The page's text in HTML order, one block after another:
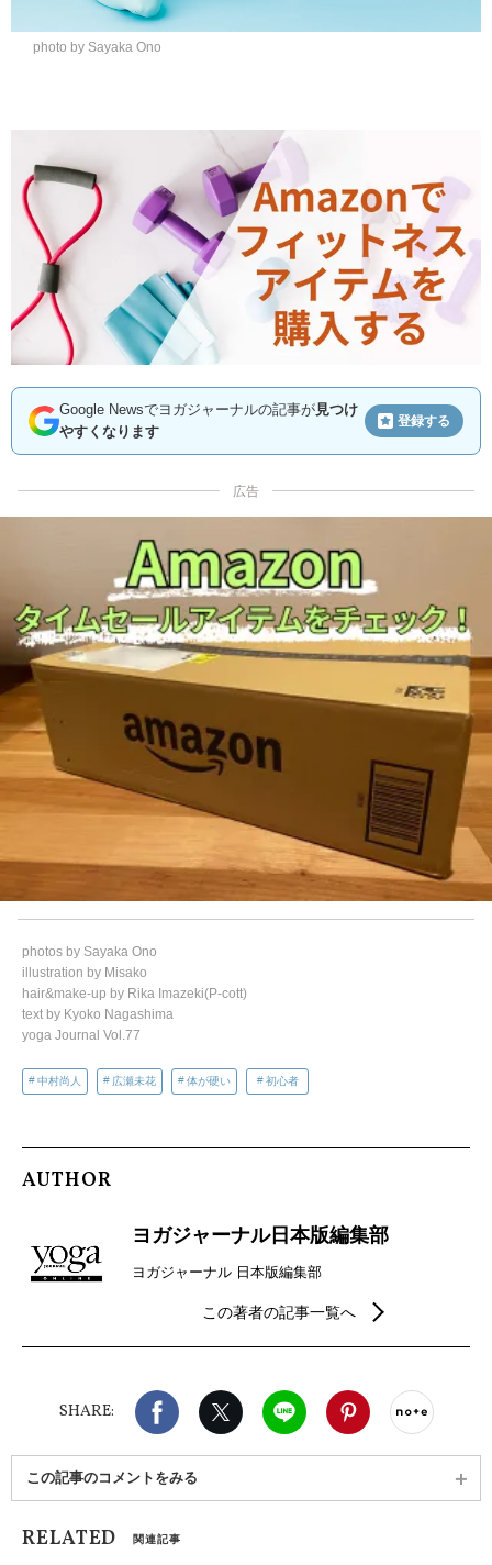
photo by Sayaka Ono
Google Newsでヨガジャーナルの記事が見つけ
やすくなります
登録する
広告
photos by Sayaka Ono
illustration by Misako
hair&make-up by Rika Imazeki(P-cott)
text by Kyoko Nagashima
yoga Journal Vol.77
中村尚人 広瀬未花 体が硬い 初心者
AUTHOR
ヨガジャーナル日本版編集部
ヨガジャーナル 日本版編集部
この著者の記事一覧へ
SHARE:
Facebook X（旧twitter）
LINE Pinterest
この記事のコメントをみる
RELATED 関連記事